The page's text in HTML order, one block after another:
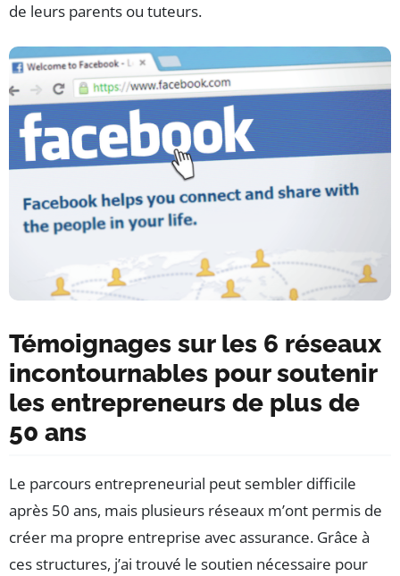
de leurs parents ou tuteurs.
Témoignages sur les 6 réseaux
incontournables pour soutenir
les entrepreneurs de plus de
50 ans
Le parcours entrepreneurial peut sembler difficile
après 50 ans, mais plusieurs réseaux m’ont permis de
créer ma propre entreprise avec assurance. Grâce à
ces structures, j’ai trouvé le soutien nécessaire pour